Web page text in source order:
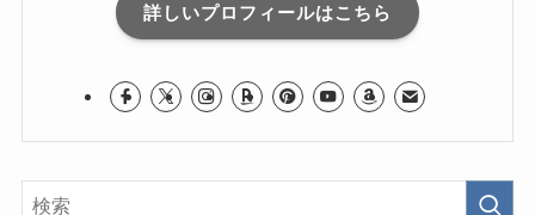
詳しいプロフィールはこちら